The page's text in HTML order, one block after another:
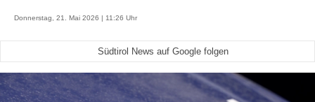
Donnerstag, 21. Mai 2026 | 11:26 Uhr
Südtirol News auf Google folgen